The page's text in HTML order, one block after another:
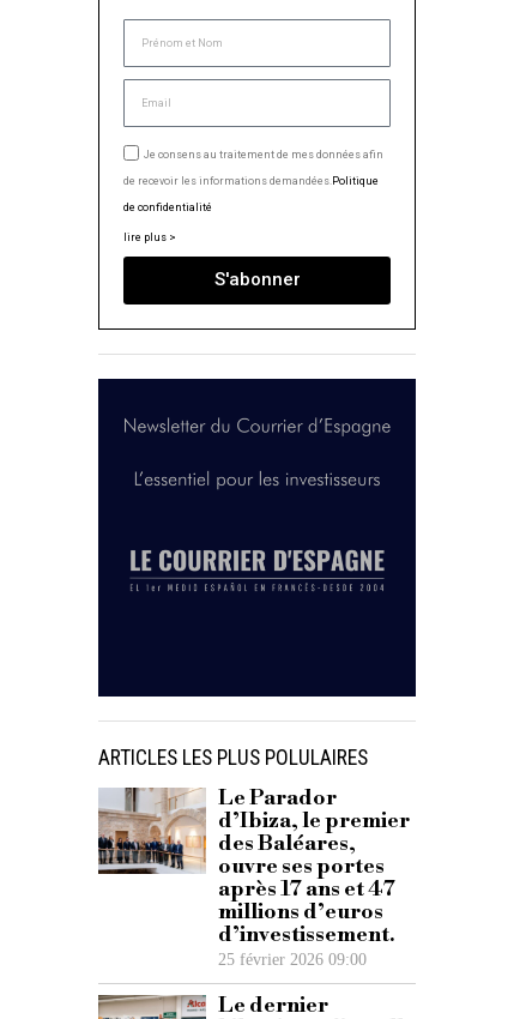
Je consens au traitement de mes données afin
de recevoir les informations demandées. Politique
de confidentialité
lire plus >
S'abonner
ARTICLES LES PLUS POLULAIRES
Le Parador
d’Ibiza, le premier
des Baléares,
ouvre ses portes
après 17 ans et 47
millions d’euros
d’investissement.
25 février 2026 09:00
Le dernier